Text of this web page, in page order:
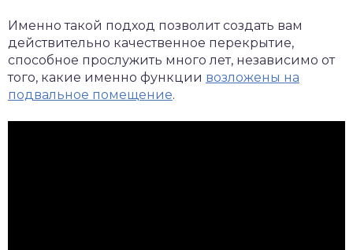
Именно такой подход позволит создать вам
действительно качественное перекрытие,
способное прослужить много лет, независимо от
того, какие именно функции возложены на
подвальное помещение.